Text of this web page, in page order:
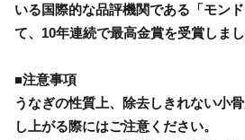
いる国際的な品評機関である「モン
て、10年連続で最高金賞を受賞しまし
■注意事項
うなぎの性質上、除去しきれない小
し上がる際にはご注意ください。